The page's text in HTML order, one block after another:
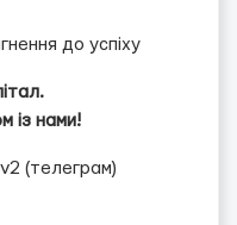
до успіху
із нами!
(телеграм)